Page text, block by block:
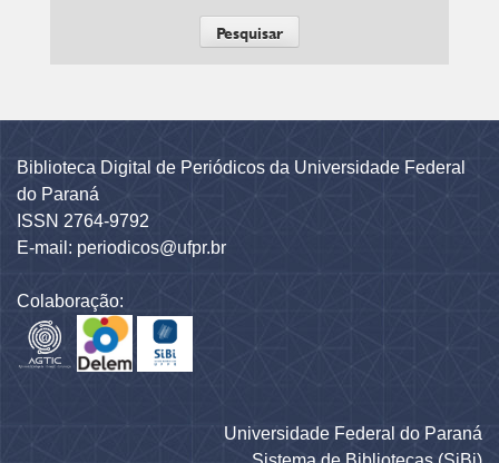
Biblioteca Digital de Periódicos da Universidade Federal
do Paraná
ISSN 2764-9792
E-mail: periodicos@ufpr.br
Colaboração:
Universidade Federal do Paraná